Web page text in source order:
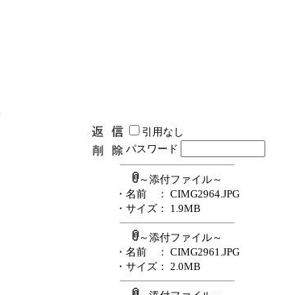
引用なし
パスワード
～添付ファイル～
・名前
： CIMG2964.JPG
・サイズ ： 1.9MB
～添付ファイル～
・名前
： CIMG2961.JPG
・サイズ ： 2.0MB